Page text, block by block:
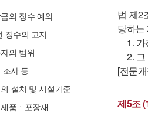
의 징수 예외
징수의 고지
의 범위
사 등
설치 및 시설기준
품ㆍ포장재
법 제2
당하는
1.
2.
[전문
제5조